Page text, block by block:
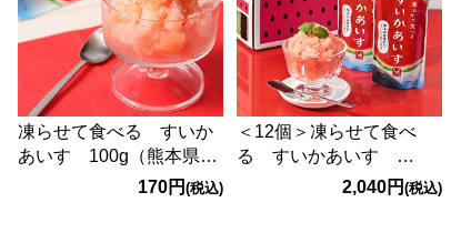
凍らせて食べる すいか
あいす 100g（熊本県益
城町産すいかの果汁使
170円(税込)
＜12個＞凍らせて食べ
る すいかあいす
100g×12個（熊本県益城
2,040円 (税込)